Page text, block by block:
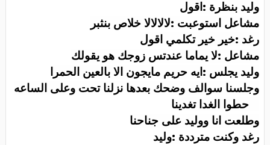
وليد بنظرة :اقول
مشاعل استوعبت :لالالالا خلاص بنثبر
رغد :خير خير تكلمي اقول
مشاعل :لا يماما عندتس زوجك هو يقولك
وليد يجلس :ايه حريم مايجون الا بالعين الحمرا
وجلسنا سوالف وضحك بعدها نزلنا تحت وعلى الساعه
وطلعت انا ووليد على جناحنا
رغد وكنت مترددة :وليد